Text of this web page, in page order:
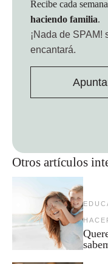
Otros artículos
Recibe cada
haciendo familia.
¡Nada de SPAM!
encantará.